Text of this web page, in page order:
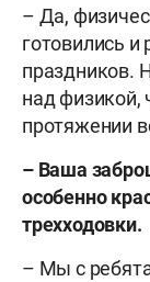
– Да,
готовились и
праздников.
над физикой,
протяжении
– Ваша
особенно
трехходовки.
– Мы с